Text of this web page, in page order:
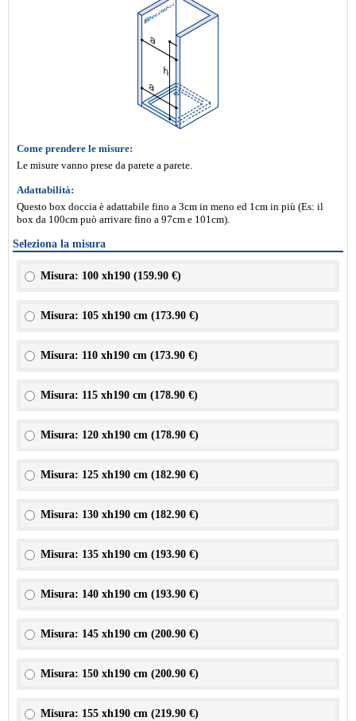
Come prendere le misure:
Le misure vanno prese da parete a parete.
Adattabilità:
Questo box doccia è adattabile fino a 3cm in meno ed 1cm in più (Es: il
box da 100cm può arrivare fino a 97cm e 101cm).
Seleziona la misura
Misura: 100 xh190 (159.90 €)
Misura: 105 xh190 cm (173.90 €)
Misura: 110 xh190 cm (173.90 €)
Misura: 115 xh190 cm (178.90 €)
Misura: 120 xh190 cm (178.90 €)
Misura: 125 xh190 cm (182.90 €)
Misura: 130 xh190 cm (182.90 €)
Misura: 135 xh190 cm (193.90 €)
Misura: 140 xh190 cm (193.90 €)
Misura: 145 xh190 cm (200.90 €)
Misura: 150 xh190 cm (200.90 €)
Misura: 155 xh190 cm (219.90 €)